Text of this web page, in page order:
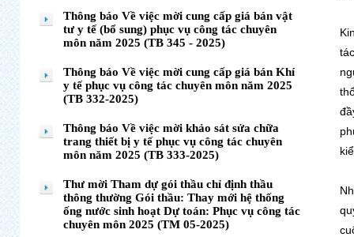
Thông báo Về việc mời cung cấp giá bán vật
tư y tế (bổ sung) phục vụ công tác chuyên
môn năm 2025 (TB 345 - 2025)
Thông báo Về việc mời cung cấp giá bán Khí
y tế phục vụ công tác chuyên môn năm 2025
(TB 332-2025)
Thông báo Về việc mời khảo sát sửa chữa
trang thiết bị y tế phục vụ công tác chuyên
môn năm 2025 (TB 333-2025)
Thư mời Tham dự gói thầu chỉ định thầu
thông thường Gói thầu: Thay mới hệ thống
ống nước sinh hoạt Dự toán: Phục vụ công tác
chuyên môn 2025 (TM 05-2025)